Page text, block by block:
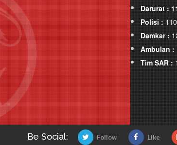
Darurat :
Polisi : 110
Damkar :
Ambulan :
Tim SAR :
Be Social: Follow Like